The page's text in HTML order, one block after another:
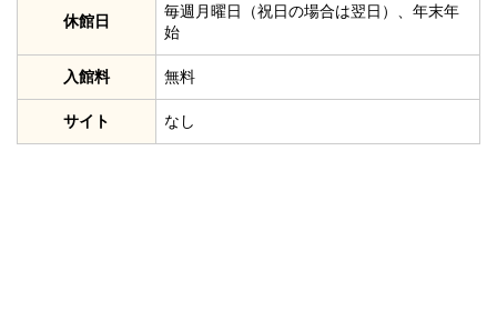
休館日
毎週月曜日（祝日の場合は翌日）、年末年
始
入館料 無料
サイト なし